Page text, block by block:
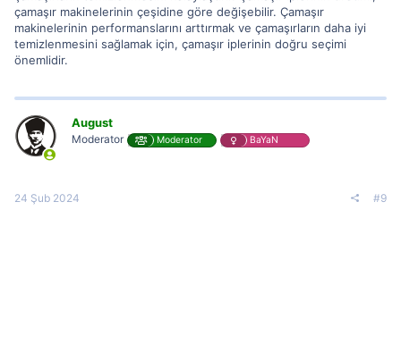
çamaşır makinelerinin çeşidine göre değişebilir. Çamaşır
makinelerinin performanslarını arttırmak ve çamaşırların daha iyi
temizlenmesini sağlamak için, çamaşır iplerinin doğru seçimi
önemlidir.
August
Moderator Moderator BaYaN
24 Şub 2024 #9